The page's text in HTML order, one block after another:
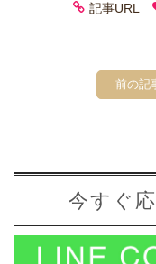
記事URL
前の記
今すぐ